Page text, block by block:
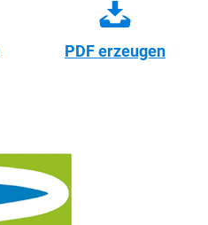
PDF erzeugen